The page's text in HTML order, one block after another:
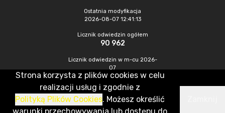
Ostatnia modyfikacja
2026-08-07 12:41:13
Licznik odwiedzin ogółem
90 962
Licznik odwiedzin w m-cu 2026-
07
449
CMS & Hosting: Nefeni Sp. z o.o.
Strona korzysta z plików cookies w celu
realizacji usług i zgodnie z
Polityką Plików Cookies. Możesz określić